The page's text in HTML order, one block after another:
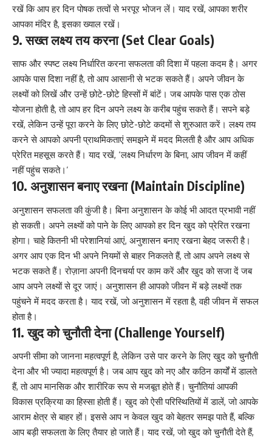
रखें कि आप हर दिन पोषक तत्वों से भरपूर भोजन लें। याद रखें, आपका शरीर
आपका मंदिर है, इसका ख्याल रखें।
9. सख्त लक्ष्य तय करना (Set Clear Goals)
साफ और स्पष्ट लक्ष्य निर्धारित करना सफलता की दिशा में पहला कदम है। अगर
आपके पास दिशा नहीं है, तो आप आसानी से भटक सकते हैं। अपने जीवन के
लक्ष्यों को लिखें और उन्हें छोटे-छोटे हिस्सों में बांटें। जब आपके पास एक ठोस
योजना होती है, तो आप हर दिन अपने लक्ष्य के करीब पहुंच सकते हैं। सपने बड़े
रखें, लेकिन उन्हें पूरा करने के लिए छोटे-छोटे कदमों से शुरुआत करें। लक्ष्य तय
करने से आपको अपनी प्राथमिकताएं समझने में मदद मिलती है और आप अधिक
प्रेरित महसूस करते हैं। याद रखें, ‘लक्ष्य निर्धारण के बिना, आप जीवन में कहीं
नहीं पहुंच सकते।’
10. अनुशासन बनाए रखना (Maintain Discipline)
अनुशासन सफलता की कुंजी है। बिना अनुशासन के कोई भी आदत प्रभावी नहीं
हो सकती। अपने लक्ष्यों को पाने के लिए आपको हर दिन खुद को प्रेरित रखना
होगा। चाहे कितनी भी परेशानियां आएं, अनुशासन बनाए रखना बेहद जरूरी है।
अगर आप एक दिन भी अपने नियमों से बाहर निकलते हैं, तो आप अपने लक्ष्य से
भटक सकते हैं। रोज़ाना अपनी दिनचर्या पर काम करें और खुद को सजा दें जब
आप अपने लक्ष्यों से दूर जाएं। अनुशासन ही आपको जीवन में बड़े लक्ष्यों तक
पहुंचने में मदद करता है। याद रखें, जो अनुशासन में रहता है, वही जीवन में सफल
होता है।
11. खुद को चुनौती देना (Challenge Yourself)
अपनी सीमा को जानना महत्वपूर्ण है, लेकिन उसे पार करने के लिए खुद को चुनौती
देना और भी ज्यादा महत्वपूर्ण है। जब आप खुद को नए और कठिन कार्यों में डालते
हैं, तो आप मानसिक और शारीरिक रूप से मजबूत होते हैं। चुनौतियां आपकी
विकास प्रक्रिया का हिस्सा होती हैं। खुद को ऐसी परिस्थितियों में डालें, जो आपके
आराम क्षेत्र से बाहर हों। इससे आप न केवल खुद को बेहतर समझ पाते हैं, बल्कि
आप बड़ी सफलता के लिए तैयार हो जाते हैं। याद रखें, जो खुद को चुनौती देते हैं,